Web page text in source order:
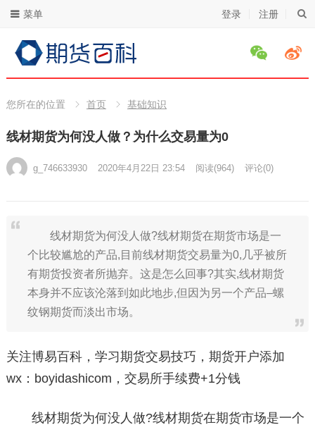
登录 注册
菜单
您所在的位置 首页 基础知识
线材期货为何没人做？为什么交易量为0
g_746633930 2020年4月22日 23:54 阅读(964) 评论(0)
线材期货为何没人做?线材期货在期货市场是一
个比较尴尬的产品,目前线材期货交易量为0,几乎被所
有期货投资者所抛弃。这是怎么回事?其实,线材期货
本身并不应该沦落到如此地步,但因为另一个产品–螺
纹钢期货而淡出市场。
关注博易百科，学习期货交易技巧，期货开户添加
wx：boyidashicom，交易所手续费+1分钱
线材期货为何没人做?线材期货在期货市场是一个